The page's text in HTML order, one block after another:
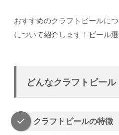
おすすめのクラフトビールに
について紹介します！ビール
どんなクラフトビール
クラフトビールの特徴